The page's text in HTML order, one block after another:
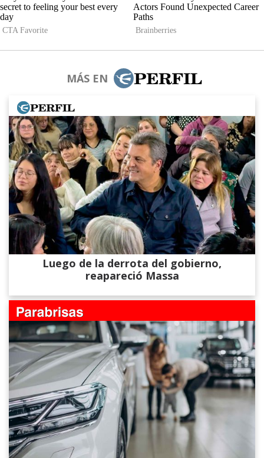
MÁS EN
Luego de la derrota del gobierno,
reapareció Massa